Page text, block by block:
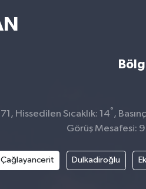
Hissedilen Sıcaklık: 14° ,
Görüş Mesafesi: 9
Çağlayancerit Dulkadiroğlu